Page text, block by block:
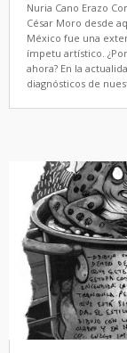
Nuria Cano Erazo
César Moro desde
México fue una
ímpetu artístico.
ahora? En la
diagnósticos de